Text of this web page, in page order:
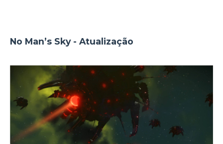
No Man’s Sky - Atualização